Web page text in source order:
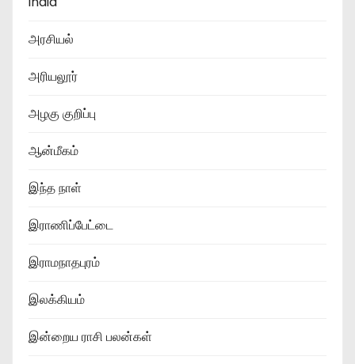
அரசியல்
அரியலூர்
அழகு குறிப்பு
ஆன்மீகம்
இந்த நாள்
இராணிப்பேட்டை
இராமநாதபுரம்
இலக்கியம்
இன்றைய ராசி பலன்கள்